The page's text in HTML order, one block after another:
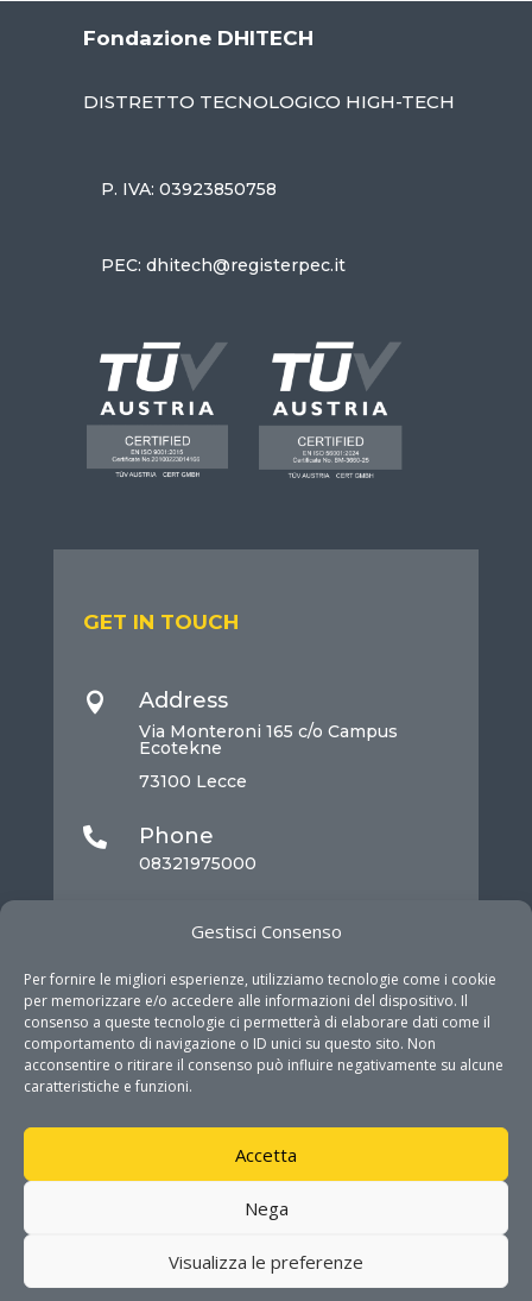
Gestisci Consenso
Per fornire le migliori esperienze, utilizziamo tecnologie come i cookie
per memorizzare e/o accedere alle informazioni del dispositivo. Il
consenso a queste tecnologie ci permetterà di elaborare dati come il
comportamento di navigazione o ID unici su questo sito. Non
acconsentire o ritirare il consenso può influire negativamente su alcune
caratteristiche e funzioni.
Accetta
Nega
Visualizza le preferenze
Fondazione DHITECH
DISTRETTO TECNOLOGICO HIGH-TECH
P. IVA: 03923850758
PEC: dhitech@registerpec.it
GET IN TOUCH
 Address
Via Monteroni 165 c/o Campus
Ecotekne
73100 Lecce
 Phone
08321975000
COPYRIGHT © DHITECH 2026. ALL RIGHTS